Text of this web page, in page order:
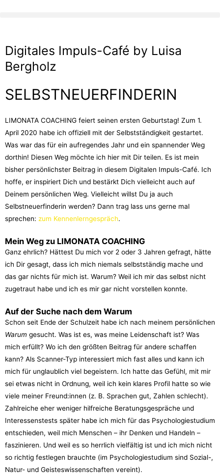
Digitales Impuls-Café by Luisa
Bergholz
SELBSTNEUERFINDERIN
LIMONATA COACHING feiert seinen ersten Geburtstag! Zum 1.
April 2020 habe ich offiziell mit der Selbstständigkeit gestartet.
Was war das für ein aufregendes Jahr und ein spannender Weg
dorthin! Diesen Weg möchte ich hier mit Dir teilen. Es ist mein
bisher persönlichster Beitrag in diesem Digitalen Impuls-Café. Ich
hoffe, er inspiriert Dich und bestärkt Dich vielleicht auch auf
Deinem persönlichen Weg. Vielleicht willst Du ja auch
Selbstneuerfinderin werden? Dann trag lass uns gerne mal
sprechen: zum Kennenlerngespräch.
Mein Weg zu LIMONATA COACHING
Ganz ehrlich? Hättest Du mich vor 2 oder 3 Jahren gefragt, hätte
ich Dir gesagt, dass ich mich niemals selbstständig mache und
das gar nichts für mich ist. Warum? Weil ich mir das selbst nicht
zugetraut habe und ich es mir gar nicht vorstellen konnte.
Auf der Suche nach dem Warum
Schon seit Ende der Schulzeit habe ich nach meinem persönlichen
Warum gesucht. Was ist es, was meine Leidenschaft ist? Was
mich erfüllt? Wo ich den größten Beitrag für andere schaffen
kann? Als Scanner-Typ interessiert mich fast alles und kann ich
mich für unglaublich viel begeistern. Ich hatte das Gefühl, mit mir
sei etwas nicht in Ordnung, weil ich kein klares Profil hatte so wie
viele meiner Freund:innen (z. B. Sprachen gut, Zahlen schlecht).
Zahlreiche eher weniger hilfreiche Beratungsgespräche und
Interessenstests später habe ich mich für das Psychologiestudium
entschieden, weil mich Menschen – ihr Denken und Handeln –
faszinieren. Und weil es so herrlich vielfältig ist und ich mich nicht
so richtig festlegen brauchte (im Psychologiestudium sind Sozial-,
Natur- und Geisteswissenschaften vereint).